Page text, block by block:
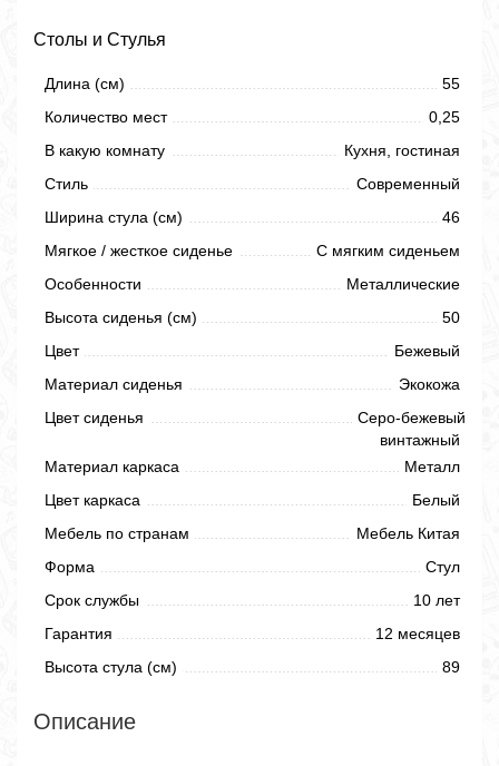
Столы и Стулья
Длина (см)
55
Количество мест
0,25
В какую комнату
Кухня, гостиная
Стиль
Современный
Ширина стула (см)
46
Мягкое / жесткое сиденье
С мягким сиденьем
Особенности
Металлические
Высота сиденья (см)
50
Цвет
Бежевый
Материал сиденья
Экокожа
Цвет сиденья
Серо-бежевый
винтажный
Материал каркаса
Металл
Цвет каркаса
Белый
Мебель по странам
Мебель Китая
Форма
Стул
Срок службы
10 лет
Гарантия
12 месяцев
Высота стула (см)
89
Описание